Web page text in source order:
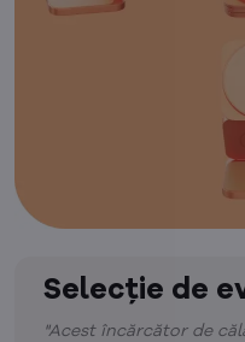
Selecție de
"Acest încărcător de